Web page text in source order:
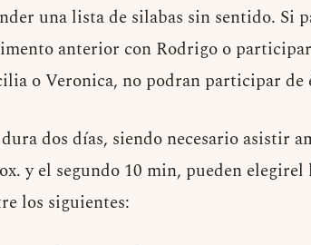
una lista de silabas sin sentido. Si
anterior con Rodrigo o
o Veronica, no podran participar de
dos días, siendo necesario asistir
y el segundo 10 min, pueden
los siguientes: